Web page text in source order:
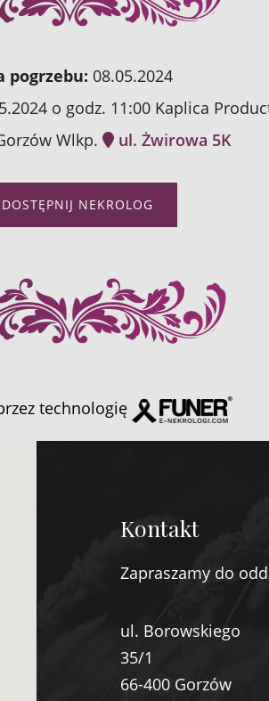
pogrzebu: 08.05.2024
o godz. 11:00 Kaplica
Wlkp. ul. Żwirowa 5K
NEKROLOG
technologię
Kontakt
Zapraszamy do
ul. Borowskiego
35/1
66-400 Gorzów